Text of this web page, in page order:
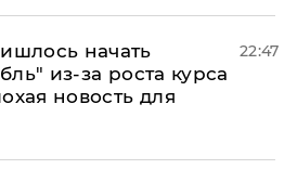
начать
из-за роста курса
новость для
22:47